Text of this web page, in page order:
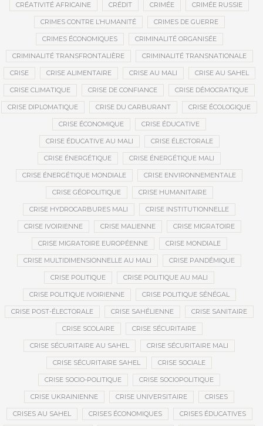
CRÉATIVITÉ AFRICAINE CRÉDIT CRIMÉE CRIMÉE RUSSIE
CRIMES CONTRE L’HUMANITÉ CRIMES DE GUERRE
CRIMES ÉCONOMIQUES CRIMINALITÉ ORGANISÉE
CRIMINALITÉ TRANSFRONTALIÈRE CRIMINALITÉ TRANSNATIONALE
CRISE CRISE ALIMENTAIRE CRISE AU MALI CRISE AU SAHEL
CRISE CLIMATIQUE CRISE DE CONFIANCE CRISE DÉMOCRATIQUE
CRISE DIPLOMATIQUE CRISE DU CARBURANT CRISE ÉCOLOGIQUE
CRISE ÉCONOMIQUE CRISE ÉDUCATIVE
CRISE ÉDUCATIVE AU MALI CRISE ÉLECTORALE
CRISE ÉNERGÉTIQUE CRISE ÉNERGÉTIQUE MALI
CRISE ÉNERGÉTIQUE MONDIALE CRISE ENVIRONNEMENTALE
CRISE GÉOPOLITIQUE CRISE HUMANITAIRE
CRISE HYDROCARBURES MALI CRISE INSTITUTIONNELLE
CRISE IVOIRIENNE CRISE MALIENNE CRISE MIGRATOIRE
CRISE MIGRATOIRE EUROPÉENNE CRISE MONDIALE
CRISE MULTIDIMENSIONNELLE AU MALI CRISE PANDÉMIQUE
CRISE POLITIQUE CRISE POLITIQUE AU MALI
CRISE POLITIQUE IVOIRIENNE CRISE POLITIQUE SÉNÉGAL
CRISE POST-ÉLECTORALE CRISE SAHÉLIENNE CRISE SANITAIRE
CRISE SCOLAIRE CRISE SÉCURITAIRE
CRISE SÉCURITAIRE AU SAHEL CRISE SÉCURITAIRE MALI
CRISE SÉCURITAIRE SAHEL CRISE SOCIALE
CRISE SOCIO-POLITIQUE CRISE SOCIOPOLITIQUE
CRISE UKRAINIENNE CRISE UNIVERSITAIRE CRISES
CRISES AU SAHEL CRISES ÉCONOMIQUES CRISES ÉDUCATIVES